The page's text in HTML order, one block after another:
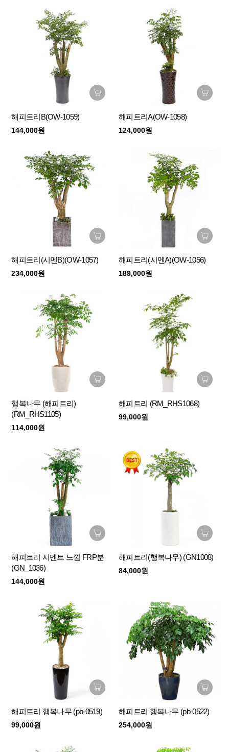
해피트리B(OW-1059)
144,000원
해피트리A(OW-1058)
124,000원
해피트리(시멘B)(OW-1057)
234,000원
해피트리(시멘A)(OW-1056)
189,000원
행복나무 (해피트리)
(RM_RHS1105)
114,000원
해피트리 (RM_RHS1068)
99,000원
해피트리 시멘트 느낌 FRP분
(GN_1036)
144,000원
해피트리(행복나무) (GN1008)
84,000원
해피트리 행복나무 (pb-0519)
99,000원
해피트리 행복나무 (pb-0522)
254,000원